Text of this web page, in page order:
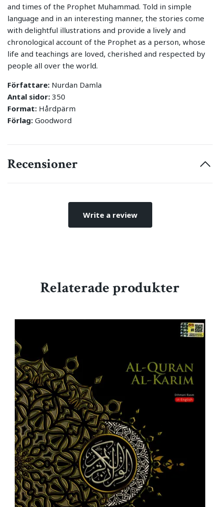
and times of the Prophet Muhammad. Told in simple
language and in an interesting manner, the stories come
with delightful illustrations and provide a lively and
chronological account of the Prophet as a person, whose
life and teachings are loved, cherished and respected by
people all over the world.
Författare: Nurdan Damla
Antal sidor: 350
Format: Hårdpärm
Förlag: Goodword
Recensioner
Write a review
Relaterade produkter